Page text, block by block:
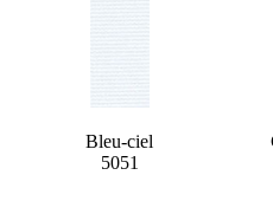
Bleu-ciel
5051